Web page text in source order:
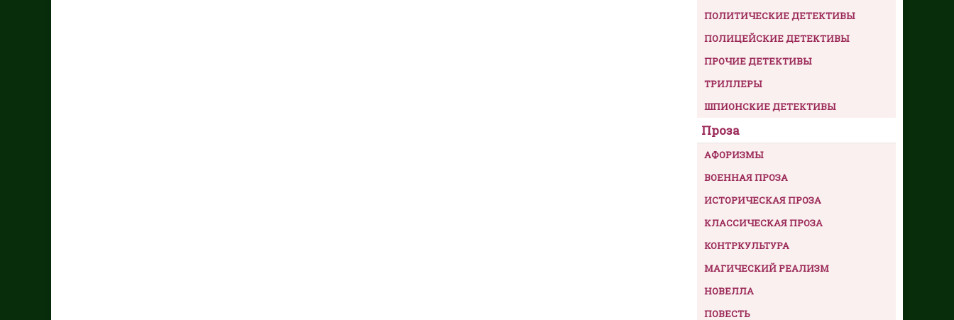
ПОЛИТИЧЕСКИЕ ДЕТЕКТИВЫ
ПОЛИЦЕЙСКИЕ ДЕТЕКТИВЫ
ПРОЧИЕ ДЕТЕКТИВЫ
ТРИЛЛЕРЫ
ШПИОНСКИЕ ДЕТЕКТИВЫ
Проза
АФОРИЗМЫ
ВОЕННАЯ ПРОЗА
ИСТОРИЧЕСКАЯ ПРОЗА
КЛАССИЧЕСКАЯ ПРОЗА
КОНТРКУЛЬТУРА
МАГИЧЕСКИЙ РЕАЛИЗМ
НОВЕЛЛА
ПОВЕСТЬ